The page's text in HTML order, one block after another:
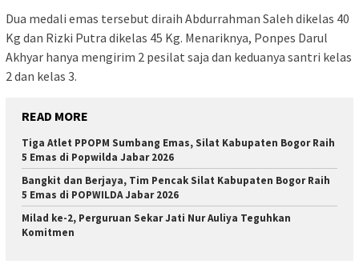
Dua medali emas tersebut diraih Abdurrahman Saleh dikelas 40
Kg dan Rizki Putra dikelas 45 Kg. Menariknya, Ponpes Darul
Akhyar hanya mengirim 2 pesilat saja dan keduanya santri kelas
2 dan kelas 3.
READ MORE
Tiga Atlet PPOPM Sumbang Emas, Silat Kabupaten Bogor Raih
5 Emas di Popwilda Jabar 2026
Bangkit dan Berjaya, Tim Pencak Silat Kabupaten Bogor Raih
5 Emas di POPWILDA Jabar 2026
Milad ke-2, Perguruan Sekar Jati Nur Auliya Teguhkan
Komitmen